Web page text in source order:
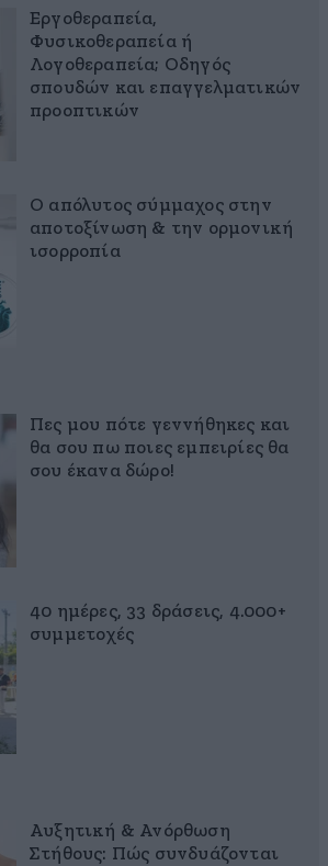
Εργοθεραπεία,
Φυσικοθεραπεία ή
Λογοθεραπεία; Οδηγός
σπουδών και επαγγελματικών
προοπτικών
Ο απόλυτος σύμμαχος στην
αποτοξίνωση & την ορμονική
ισορροπία
Πες μου πότε γεννήθηκες και
θα σου πω ποιες εμπειρίες θα
σου έκανα δώρο!
40 ημέρες, 33 δράσεις, 4.000+
συμμετοχές
Αυξητική & Ανόρθωση
Στήθους: Πώς συνδυάζονται